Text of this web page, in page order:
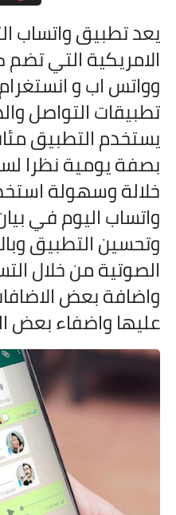
يعد تطبيق واتساب
الامريكية التي
وواتس اب و
تطبيقات التواصل
يستخدم التطبيق
بصفة يومية نظرا
خلالة وسهولة
واتساب اليوم في
وتحسين التطبيق
الصوتية من خلال
واضافة بعض
عليها واضفاء بعض